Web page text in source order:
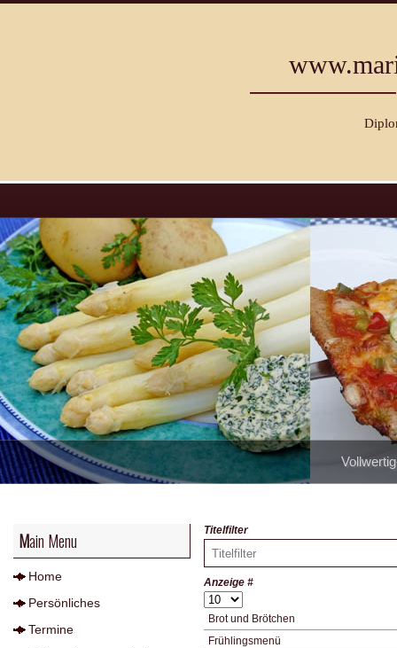
Main Menu
Home
Persönliches
Termine
Titelfilter
Anzeige #
Brot und Brötchen
Frühlingsmenü